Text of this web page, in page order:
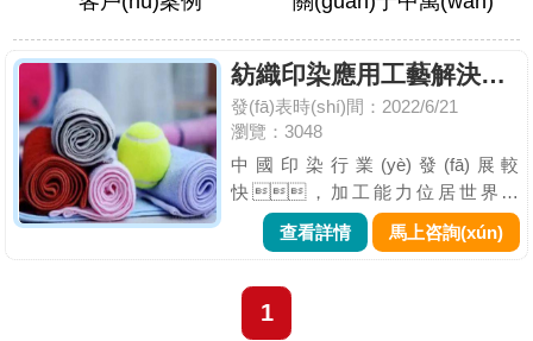
紡織印染應用工藝解決方案
發(fā)表時(shí)間：2022/6/21
瀏覽：3048
中國印染行業(yè)發(fā)展較
快，加工能力位居世界首
位，已是紡織印染生產(chǎn)大
國。但生產(chǎn)能力和
步。主要印染大類(lèi)產
(chǎn)品出口的平均單價(jià)比同期
查看詳情 馬上咨詢(xún)
1